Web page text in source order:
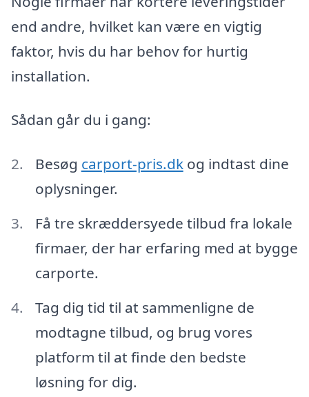
end andre, hvilket kan være en vigtig
faktor, hvis du har behov for hurtig
installation.
Sådan går du i gang:
Besøg carport-pris.dkog indtast dine
oplysninger.
Få tre skræddersyede tilbud fra lokale
firmaer, der har erfaring med at bygge
carporte.
Tag dig tid til at sammenligne de
modtagne tilbud, og brug vores
platform til at finde den bedste
løsning for dig.